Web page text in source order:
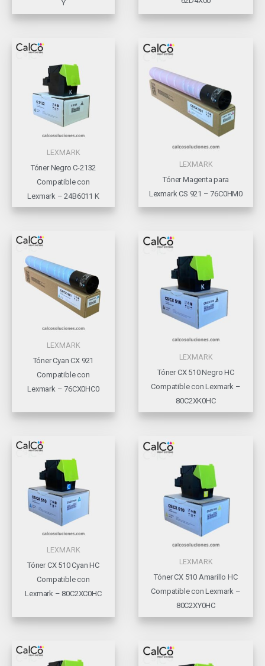
Y
LEXMARK
Tóner Negro C-2132
Compatible con
Lexmark – 24B6011 K
LEXMARK
Tóner Magenta para
Lexmark CS 921 – 76C0HM0
LEXMARK
Tóner Cyan CX 921
Compatible con
Lexmark – 76CX0HC0
LEXMARK
Tóner CX 510 Negro HC
Compatible con Lexmark –
80C2XK0HC
LEXMARK
Tóner CX 510 Cyan HC
Compatible con
Lexmark – 80C2XC0HC
LEXMARK
Tóner CX 510 Amarillo HC
Compatible con Lexmark –
80C2XY0HC